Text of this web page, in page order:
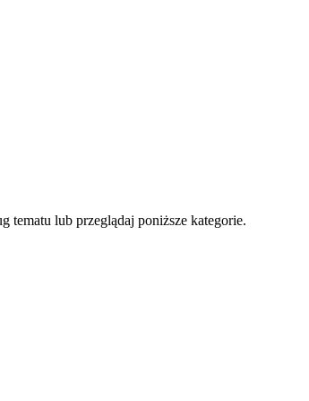
tematu lub przeglądaj poniższe kategorie.